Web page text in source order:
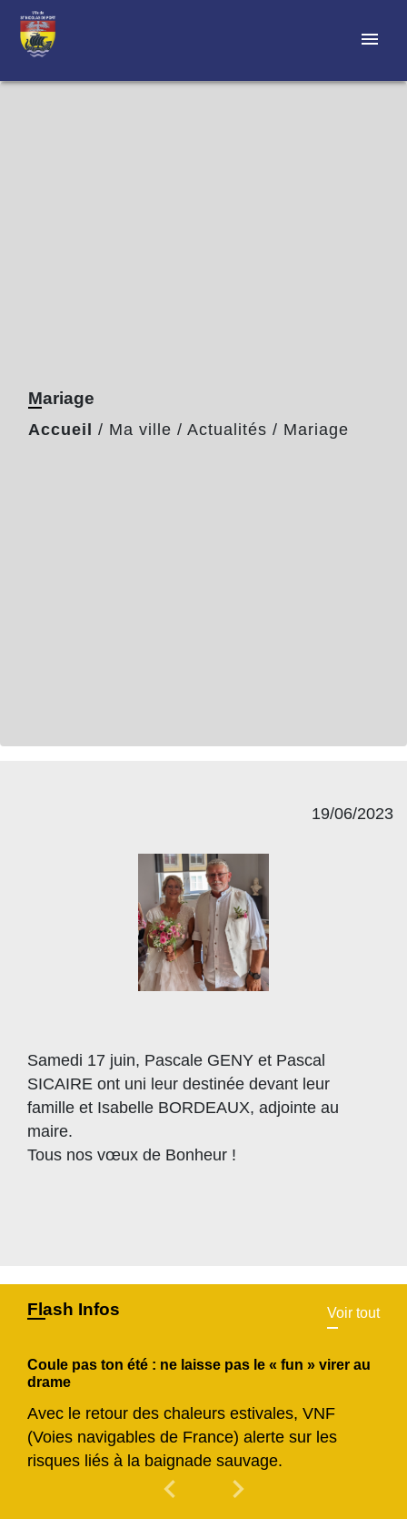
menu
Mariage
Accueil / Ma ville / Actualités / Mariage
19/06/2023
Samedi 17 juin, Pascale GENY et Pascal
SICAIRE ont uni leur destinée devant leur
famille et Isabelle BORDEAUX, adjointe au
maire.
Tous nos vœux de Bonheur !
Flash Infos Voir tout
Coule pas ton été : ne laisse pas le « fun » virer au
drame
Avec le retour des chaleurs estivales, VNF
(Voies navigables de France) alerte sur les
risques liés à la baignade sauvage.
chevron_left Previous
chevron_right